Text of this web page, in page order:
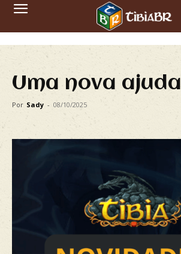
Uma nova ajuda
Por Sady - 08/10/2025